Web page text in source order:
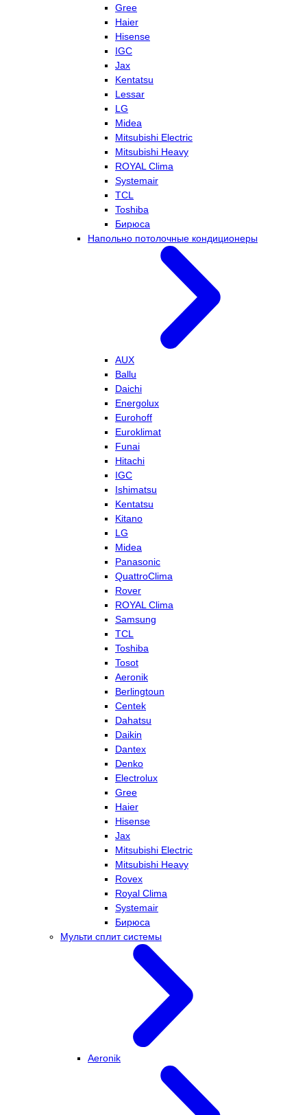
Gree
Haier
Hisense
IGC
Jax
Kentatsu
Lessar
LG
Midea
Mitsubishi Electric
Mitsubishi Heavy
ROYAL Clima
Systemair
TCL
Toshiba
Бирюса
Напольно потолочные кондиционеры
AUX
Ballu
Daichi
Energolux
Eurohoff
Euroklimat
Funai
Hitachi
IGC
Ishimatsu
Kentatsu
Kitano
LG
Midea
Panasonic
QuattroClima
Rover
ROYAL Clima
Samsung
TCL
Toshiba
Tosot
Aeronik
Berlingtoun
Centek
Dahatsu
Daikin
Dantex
Denko
Electrolux
Gree
Haier
Hisense
Jax
Mitsubishi Electric
Mitsubishi Heavy
Rovex
Royal Clima
Systemair
Бирюса
Мульти сплит системы
Aeronik